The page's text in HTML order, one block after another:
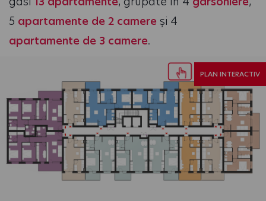
5 apartamente de 2 camere și 4
apartamente de 3 camere.
PLAN INTERACTIV